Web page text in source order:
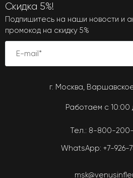
Скидка 5%!
Подпишитесь на наши новости и
промокод на скидку 5%
г. Москва,
Работаем с 10:00
Тел.: 8-800-
WhatsApp: +7-926-